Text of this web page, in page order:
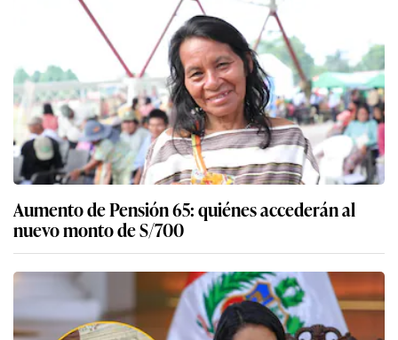
Aumento de Pensión 65: quiénes accederán al
nuevo monto de S/700